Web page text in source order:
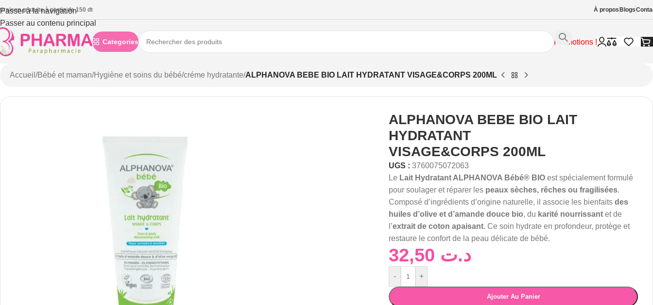
Passer à la navigation
Passer au contenu principal
gratuite à partie de 150 dt À propos Blogs
Categories Promotions !
Accueil /Bébé et maman/Hygiène et soins du bébé/créme hydratante/ALPHANOVA BEBE BIO LAIT HYDRATANT VISAGE&CORPS 200ML
ALPHANOVA BEBE BIO LAIT
HYDRATANT
VISAGE&CORPS 200ML
UGS :3760075072063
Le Lait Hydratant ALPHANOVA Bébé® BIO est spécialement formulé
pour soulager et réparer les peaux sèches, rêches ou fragilisées.
Composé d’ingrédients d’origine naturelle, il associe les bienfaitsdes
huiles d’olive et d’amande douce bio, du karité nourrissant et de
l’extrait de coton apaisant. Ce soin hydrate en profondeur, protège et
restaure le confort de la peau délicate de bébé.
د.ت
- +
Ajouter Au Panier